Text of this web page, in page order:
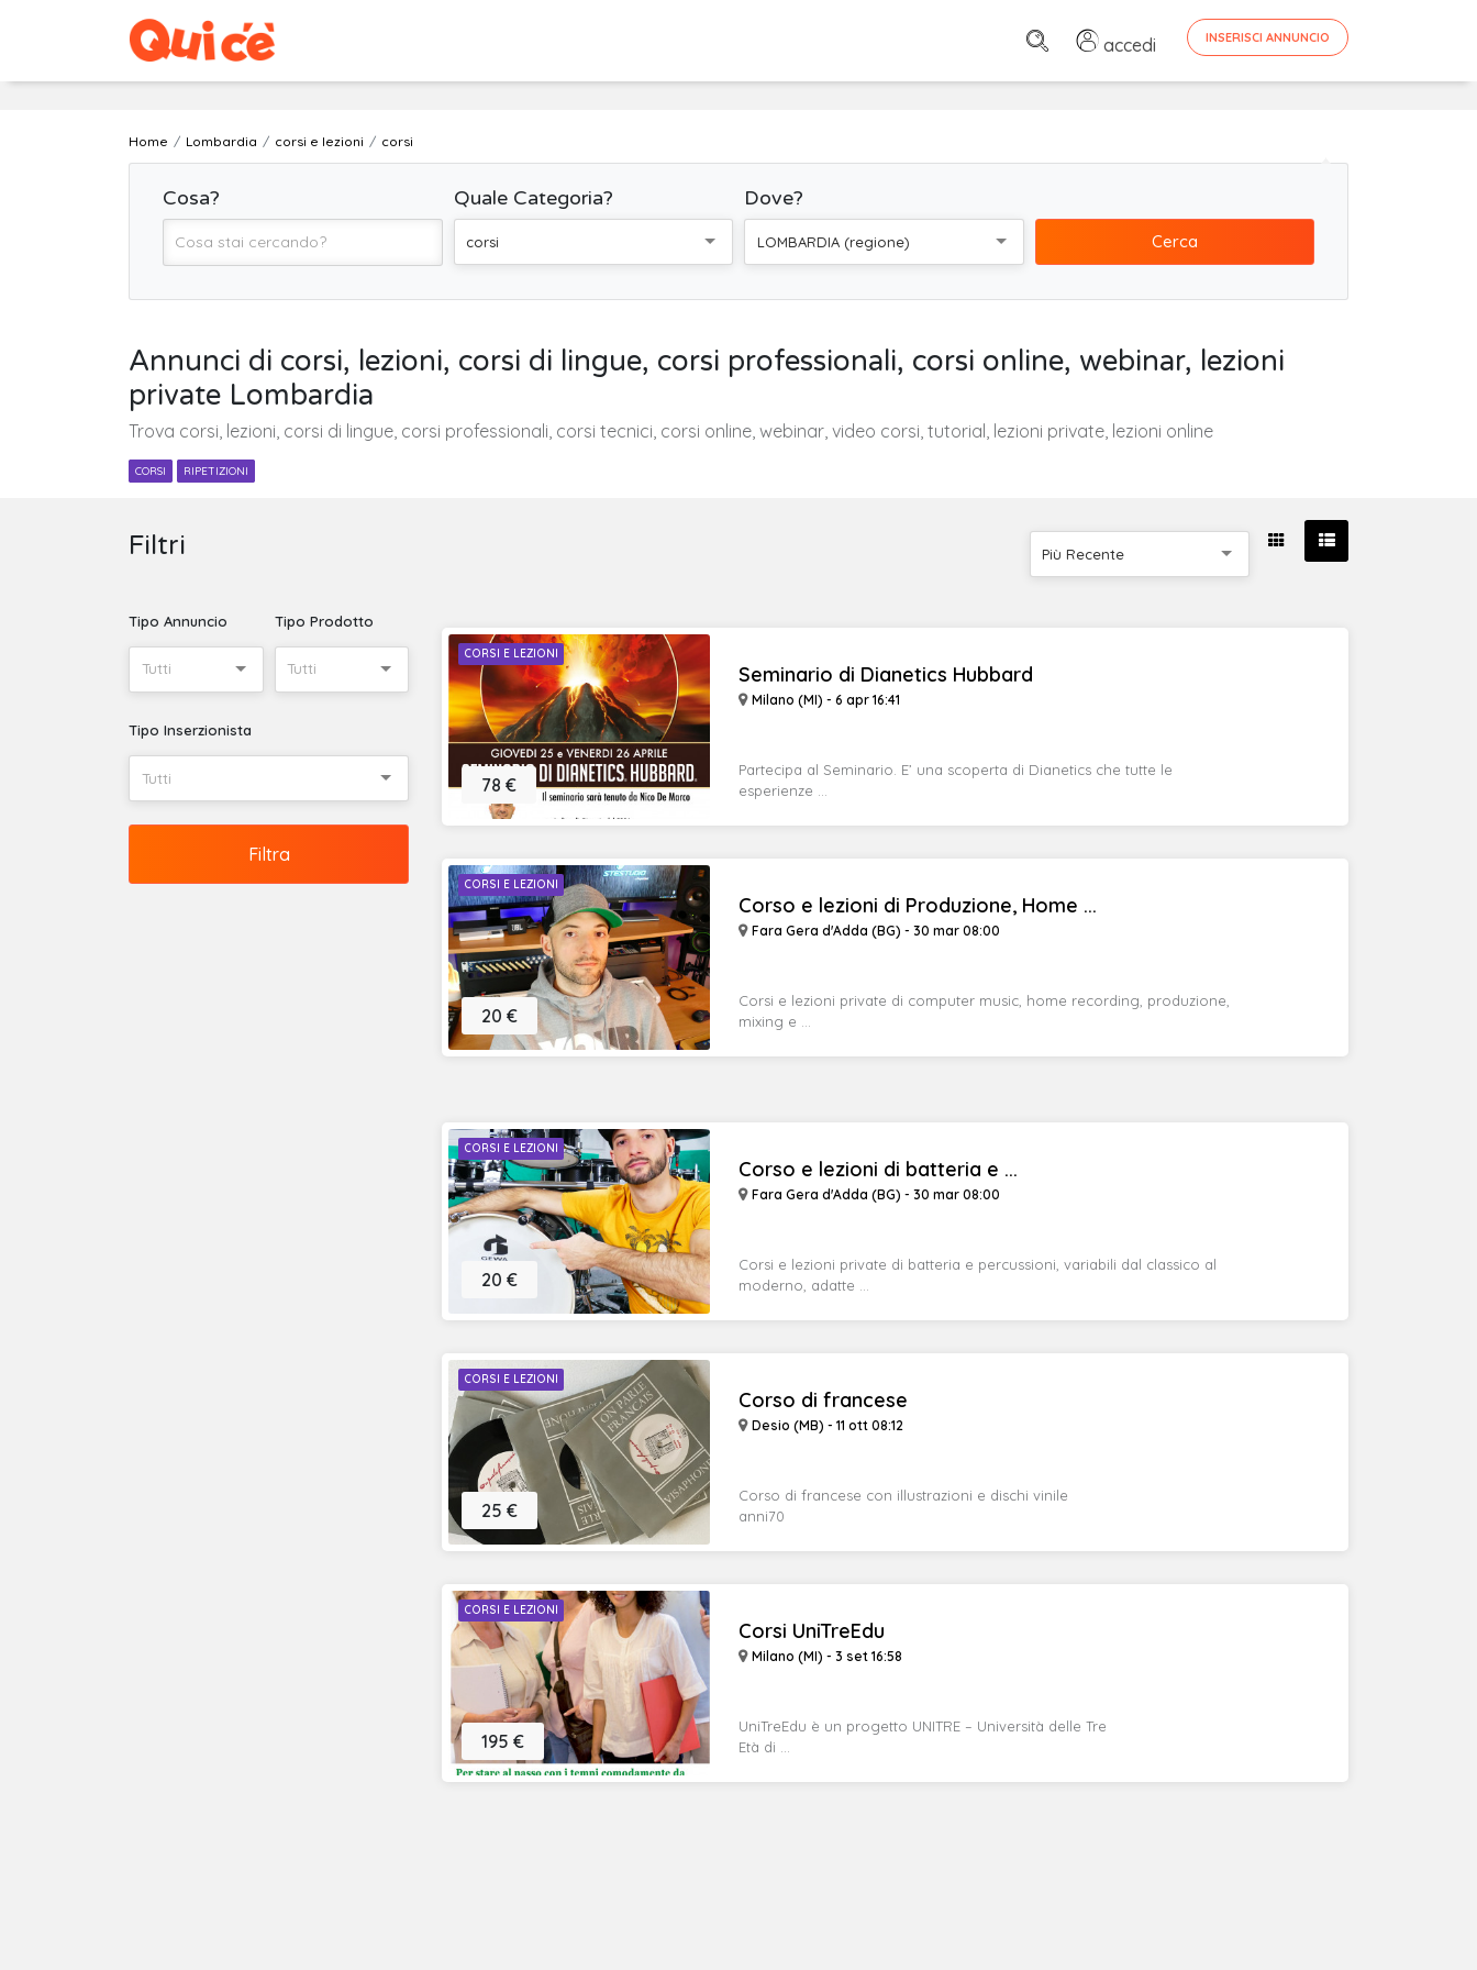
accedi INSERISCI ANNUNCIO
Home Lombardia corsi e lezioni corsi
Cosa? Quale Categoria?
corsi
Dove?
LOMBARDIA (regione) Cerca
Annunci di corsi, lezioni, corsi di lingue, corsi professionali, corsi online, webinar, lezioni
private Lombardia
Trova corsi, lezioni, corsi di lingue, corsi professionali, corsi tecnici, corsi online, webinar, video corsi, tutorial, lezioni private, lezioni online
CORSI RIPETIZIONI
Filtri
Tipo Annuncio
Tutti
Tipo Prodotto
Tutti
Tipo Inserzionista
Tutti
Filtra
Più Recente
CORSI E LEZIONI
Seminario di Dianetics Hubbard
Milano (MI) - 6 apr 16:41
78 €
Partecipa al Seminario. E’ una scoperta di Dianetics che tutte le
esperienze ...
CORSI E LEZIONI
Corso e lezioni di Produzione, Home ...
Fara Gera d'Adda (BG) - 30 mar 08:00
20 €
Corsi e lezioni private di computer music, home recording, produzione,
mixing e ...
CORSI E LEZIONI
Corso e lezioni di batteria e ...
Fara Gera d'Adda (BG) - 30 mar 08:00
20 €
Corsi e lezioni private di batteria e percussioni, variabili dal classico al
moderno, adatte ...
CORSI E LEZIONI
Corso di francese
Desio (MB) - 11 ott 08:12
25 €
Corso di francese con illustrazioni e dischi vinile
anni70
CORSI E LEZIONI
Corsi UniTreEdu
Milano (MI) - 3 set 16:58
195 €
UniTreEdu è un progetto UNITRE – Università delle Tre
Età di ...